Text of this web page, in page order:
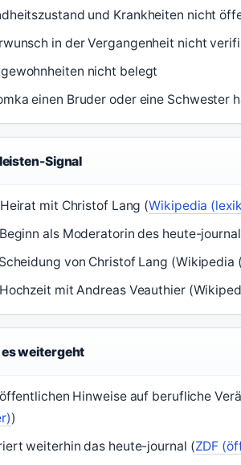
und Krankheiten nicht
in der Vergangenheit nicht
nicht belegt
einen Bruder oder eine Schwester
Signal
mit Christof Lang (Wikipedia
als Moderatorin des heute-
von Christof Lang (Wikipedia
mit Andreas Veauthier
weitergeht
Hinweise auf berufliche
)
weiterhin das heute-journal (ZDF